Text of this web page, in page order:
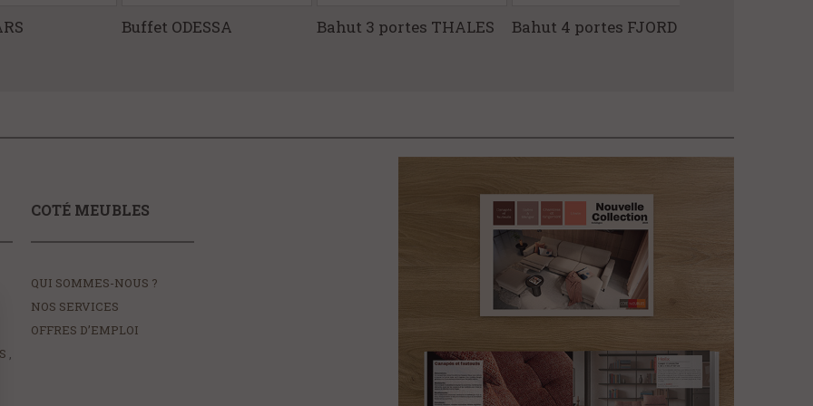
Buffet ODESSA Bahut 3 portes THALES Bahut 4 portes FJORD
COTÉ MEUBLES
QUI SOMMES-NOUS ?
NOS SERVICES
OFFRES D’EMPLOI